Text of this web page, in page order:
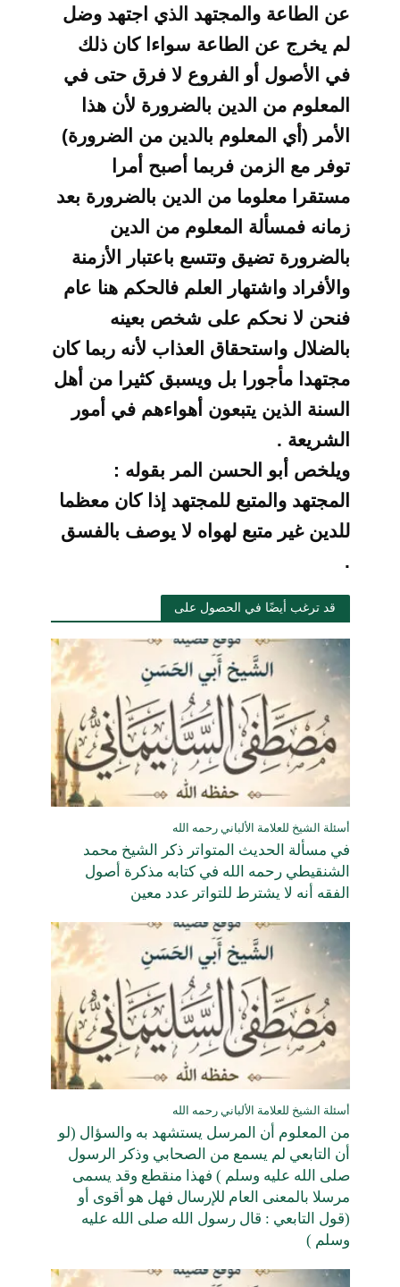
عن الطاعة والمجتهد الذي اجتهد وضل
لم يخرج عن الطاعة سواءا كان ذلك
في الأصول أو الفروع لا فرق حتى في
المعلوم من الدين بالضرورة لأن هذا
الأمر (أي المعلوم بالدين من الضرورة)
توفر مع الزمن فربما أصبح أمرا
مستقرا معلوما من الدين بالضرورة بعد
زمانه فمسألة المعلوم من الدين
بالضرورة تضيق وتتسع باعتبار
الأزمنة
والأفراد واشتهار العلم فالحكم هنا عام
فنحن لا نحكم على شخص بعينه
بالضلال واستحقاق العذاب لأنه ربما كان
مجتهدا مأجورا بل ويسبق كثيرا من أهل
السنة الذين يتبعون أهواءهم في أمور
الشريعة .
ويلخص أبو الحسن المر بقوله :
المجتهد والمتبع للمجتهد إذا كان معظما
للدين غير متبع لهواه لا يوصف بالفسق
.
قد ترغب أيضًا في الحصول على
أسئلة الشيخ للعلامة الألباني رحمه الله
في مسألة الحديث المتواتر ذكر الشيخ محمد
الشنقيطي رحمه الله في كتابه مذكرة أصول
الفقه أنه لا يشترط للتواتر عدد معين
أسئلة الشيخ للعلامة الألباني رحمه الله
من المعلوم أن المرسل يستشهد به والسؤال (لو
أن التابعي لم يسمع من الصحابي وذكر الرسول
صلى الله عليه وسلم ) فهذا منقطع وقد يسمى
مرسلا بالمعنى العام للإرسال فهل هو أقوى أو
(قول التابعي : قال رسول الله صلى الله عليه
وسلم )